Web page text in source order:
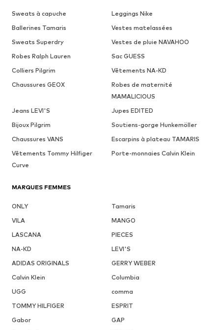
Sweats à capuche
Leggings Nike
Ballerines Tamaris
Vestes matelassées
Sweats Superdry
Vestes de pluie NAVAHOO
Robes Ralph Lauren
Sac GUESS
Colliers Pilgrim
Vêtements NA-KD
Chaussures GEOX
Robes de maternité
MAMALICIOUS
Jeans LEVI'S
Jupes EDITED
Bijoux Pilgrim
Soutiens-gorge Hunkemöller
Chaussures VANS
Escarpins à plateau TAMARIS
Vêtements Tommy Hilfiger
Curve
Porte-monnaies Calvin Klein
MARQUES FEMMES
ONLY
Tamaris
VILA
MANGO
LASCANA
PIECES
NA-KD
LEVI'S
ADIDAS ORIGINALS
GERRY WEBER
Calvin Klein
Columbia
UGG
comma
TOMMY HILFIGER
ESPRIT
Gabor
GAP